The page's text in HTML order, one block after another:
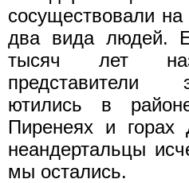
сосуществовали на
два вида людей.
тысяч лет
представители
ютились в
Пиренеях и
неандертальцы
мы остались.